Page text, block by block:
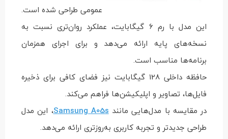
عمومی طراحی شده است.
این مدل با رم 6 گیگابایت، عملکرد روان‌تری نسبت به
نسخه‌های پایه ارائه می‌دهد و برای اجرای همزمان
برنامه‌ها مناسب است.
حافظه داخلی 128 گیگابایت نیز فضای کافی برای ذخیره
فایل‌ها، تصاویر و اپلیکیشن‌ها فراهم می‌کند.
در مقایسه با مدل‌هایی مانندSamsung A05s، این مدل
طراحی جدیدتر و تجربه کاربری به‌روزتری ارائه می‌دهد.